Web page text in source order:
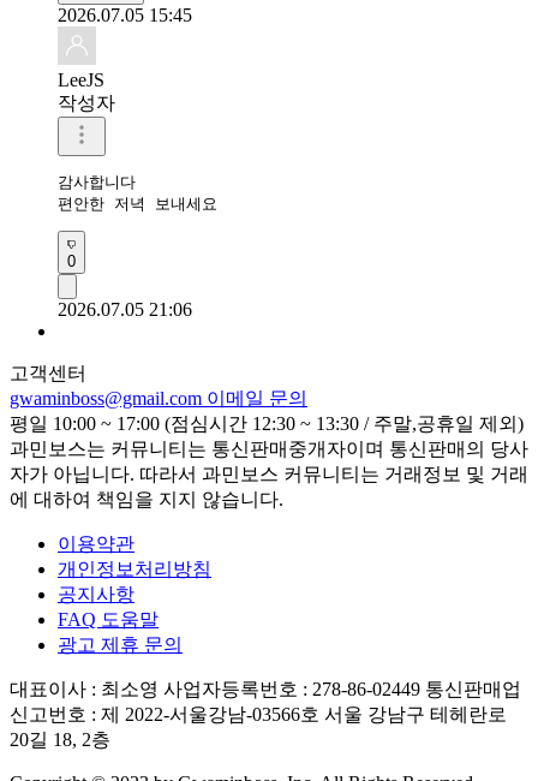
2026.07.05 15:45
LeeJS
작성자
감사합니다
편안한 저녁 보내세요
0
2026.07.05 21:06
고객센터
gwaminboss@gmail.com 이메일 문의
평일 10:00 ~ 17:00 (점심시간 12:30 ~ 13:30 / 주말,공휴일 제외)
과민보스는 커뮤니티는 통신판매중개자이며 통신판매의 당사
자가 아닙니다. 따라서 과민보스 커뮤니티는 거래정보 및 거래
에 대하여 책임을 지지 않습니다.
이용약관
개인정보처리방침
공지사항
FAQ 도움말
광고 제휴 문의
대표이사 : 최소영 사업자등록번호 : 278-86-02449 통신판매업
신고번호 : 제 2022-서울강남-03566호 서울 강남구 테헤란로
20길 18, 2층